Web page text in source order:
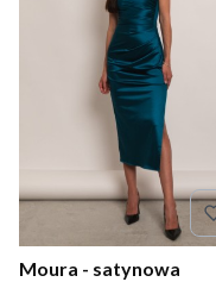
Moura - satynowa